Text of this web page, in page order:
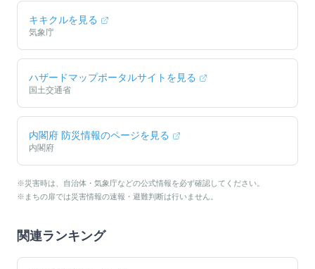
キキクルを見る
気象庁
ハザードマップポータルサイトを見る
国土交通省
内閣府 防災情報のページを見る
内閣府
※災害時は、自治体・気象庁などの公式情報を必ず確認してください。
※まちの扉では災害情報の速報・避難判断は行いません。
関連ランキング